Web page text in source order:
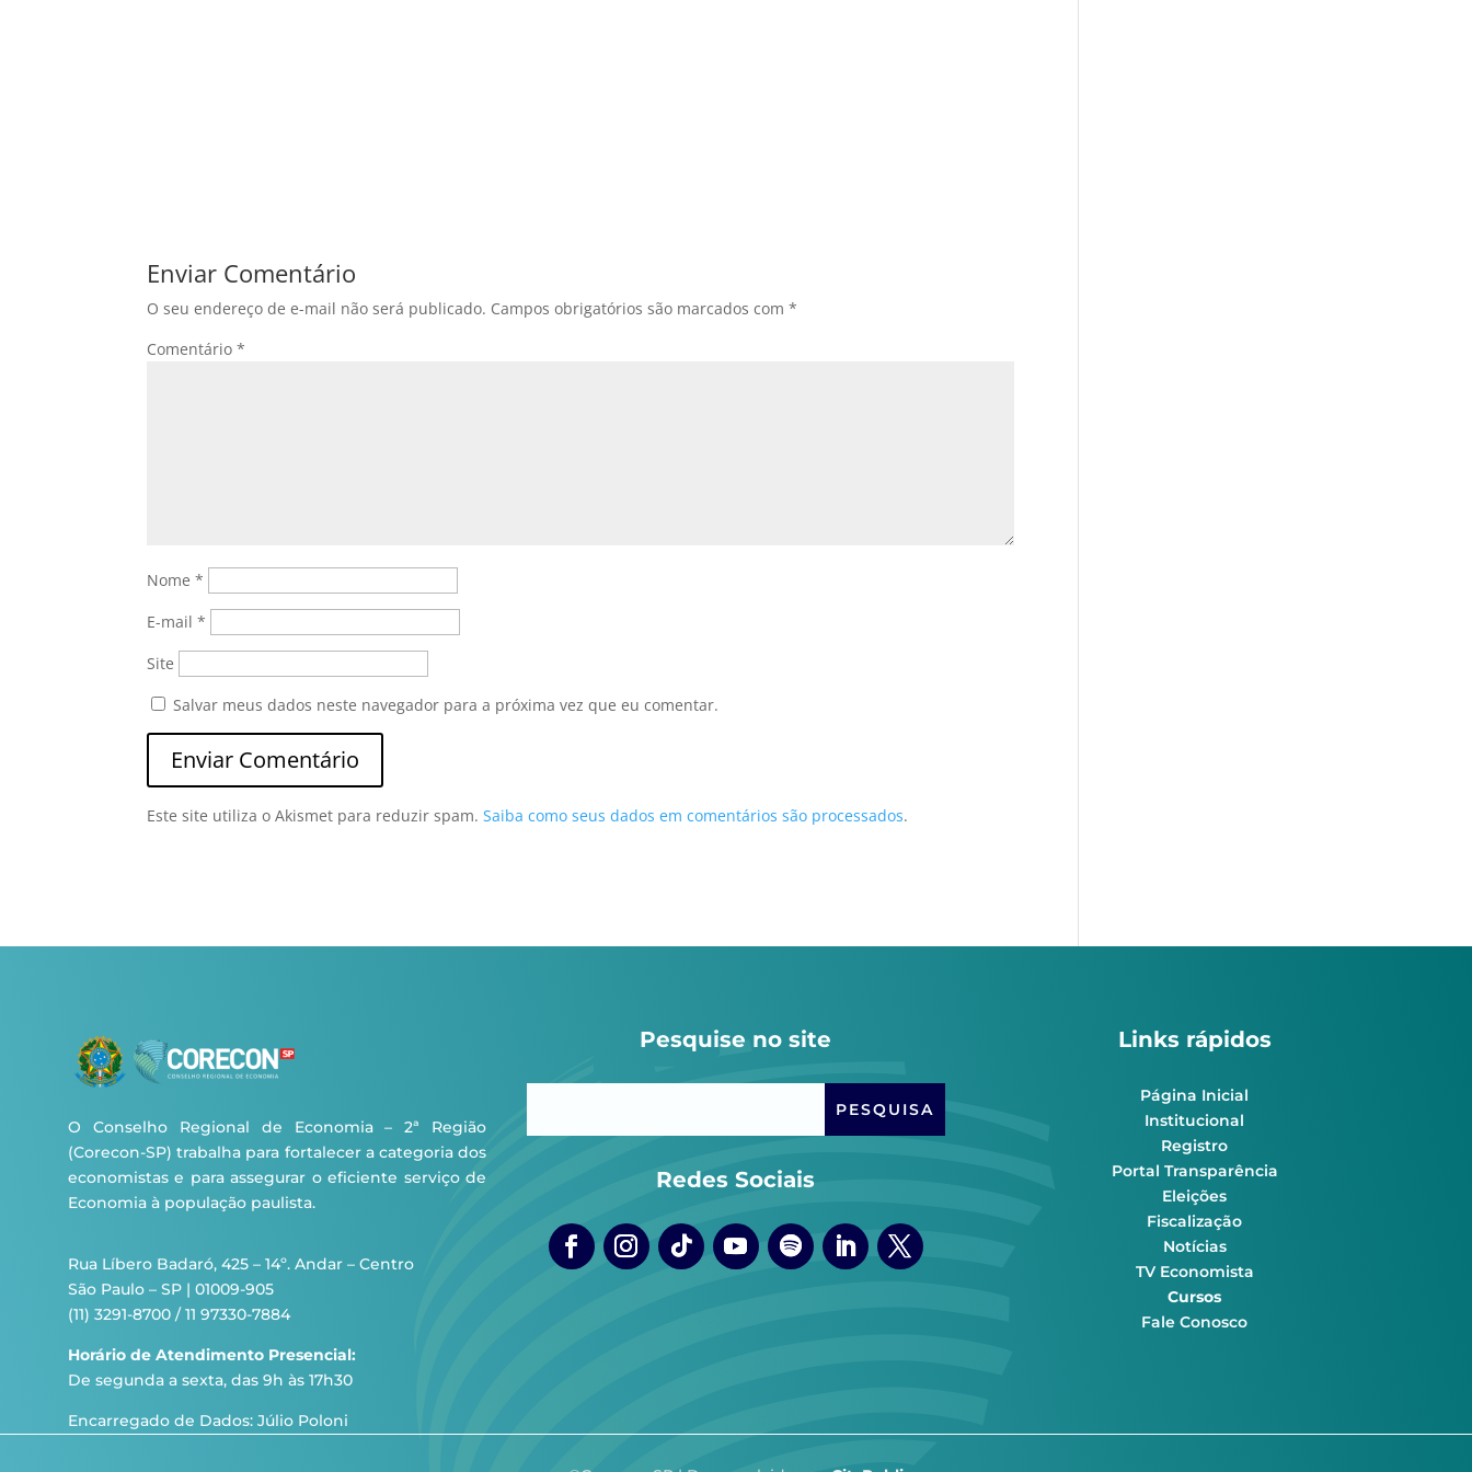
Enviar Comentário
O seu endereço de e-mail não será publicado. Campos obrigatórios são marcados com*
Comentário*
Nome*
E-mail*
Site
Salvar meus dados neste navegador para a próxima vez que eu comentar.
Este site utiliza o Akismet para reduzir spam.Saiba como seus dados em comentários são processados.
O Conselho Regional de Economia – 2ª Região
(Corecon-SP) trabalha para fortalecer a categoria dos
economistas e para assegurar o eficiente serviço de
Economia à população paulista.
Rua Líbero Badaró, 425 – 14º. Andar – Centro
São Paulo – SP | 01009-905
(11) 3291-8700 / 11 97330-7884
Horário de Atendimento Presencial:
De segunda a sexta, das 9h às 17h30
Encarregado de Dados: Júlio Poloni
Pesquise no site
Redes Sociais
Links rápidos
Página Inicial
Institucional
Registro
Portal Transparência
Eleições
Fiscalização
Notícias
TV Economista
Cursos
Fale Conosco